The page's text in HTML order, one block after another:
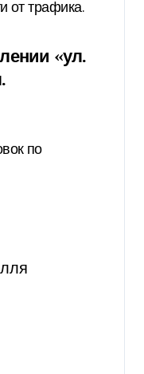
от трафика.
«ул.
по